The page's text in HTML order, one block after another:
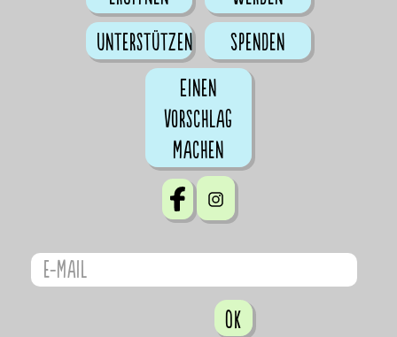
Unterstützen
Spenden
Einen
Vorschlag
machen
OK